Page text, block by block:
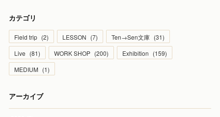
カテゴリ
Field trip (2) LESSON (7) Ten→Sen文庫 (31)
Live (81) WORK SHOP (200) Exhibition (159)
MEDIUM (1)
アーカイブ